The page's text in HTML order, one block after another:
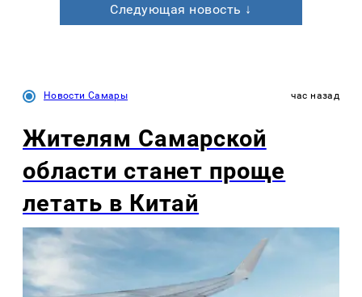
Следующая новость ↓
Новости Самары час назад
Жителям Самарской
области станет проще
летать в Китай